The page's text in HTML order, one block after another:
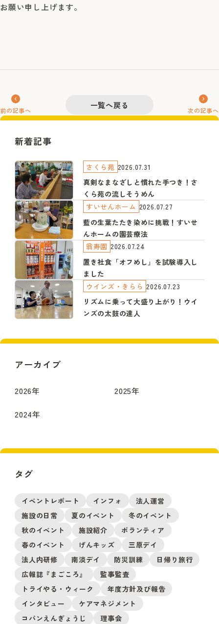
お願い申し上げます。
前の記事へ
一覧へ戻る
次の記事へ
新着記事
真剣なまなざしと慣れた手つき！さ
くら苑の流しそうめん
さくら苑 2026.07.31
藍の生葉たたき染めに挑戦！すいせ
んホームの園芸療法
すいせんホーム 2026.07.27
置き社食「オフめし」を試験導入し
ました
翁寿園 2026.07.24
リズムに乗って大盛り上がり！ウイ
ンズの太鼓の達人
ウインズ・きらら 2026.07.23
アーカイブ
2026年 2025年
2024年
タグ
イベントレポート インフォ
法人運営
施設の日常
夏のイベント
冬のイベント
秋のイベント
施設紹介
ボランティア
春のイベント
げんキッズ
三原デイ
法人内研修
南淡デイ 防災訓練
日帰り旅行
広報誌『まごころ』
監事監査
トライやる・ウィーク
年度方針及び報告
インタビュー
ケアマネジメント
コパンえんぎょうじ
理事会